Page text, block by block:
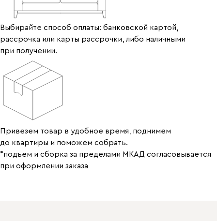
Выбирайте способ оплаты: банковской картой,
рассрочка или карты рассрочки, либо наличными
при получении.
Привезем товар в удобное время, поднимем
до квартиры и поможем собрать.
*подъем и сборка за пределами МКАД согласовывается
при оформлении заказа